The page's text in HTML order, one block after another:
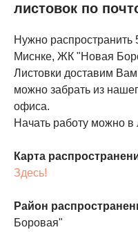
листовок по
Нужно распространить
Миснке, ЖК "Новая
Листовки доставим
можно забрать из
офиса.
Начать работу можно
Карта
Здесь!
Район
Боровая"